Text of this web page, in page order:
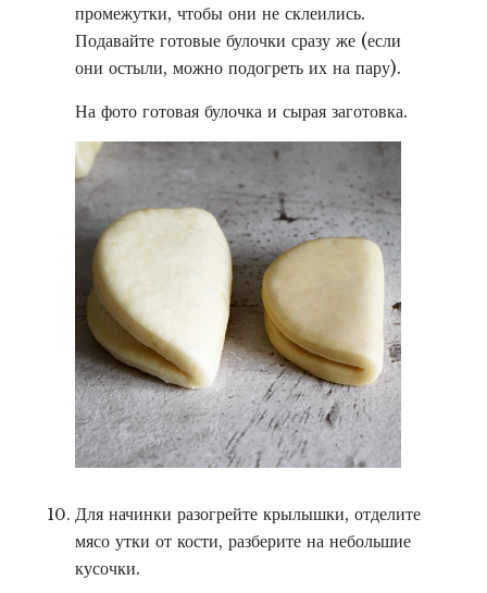
промежутки, чтобы они не склеились.
Подавайте готовые булочки сразу же (если
они остыли, можно подогреть их на пару).
На фото готовая булочка и сырая заготовка.
Для начинки разогрейте крылышки, отделите
мясо утки от кости, разберите на небольшие
кусочки.